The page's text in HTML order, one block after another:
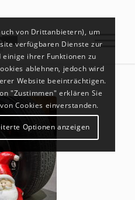
von Drittanbietern), um
verfügbaren Dienste zur
ihrer Funktionen zu
ablehnen, jedoch wird
Website beeinträchtigen.
"Zustimmen" erklären Sie
Cookies einverstanden.
Optionen anzeigen